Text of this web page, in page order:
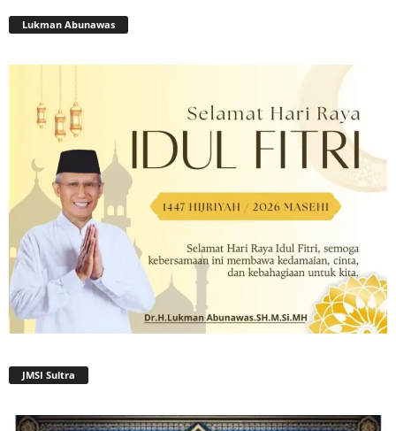
Lukman Abunawas
JMSI Sultra